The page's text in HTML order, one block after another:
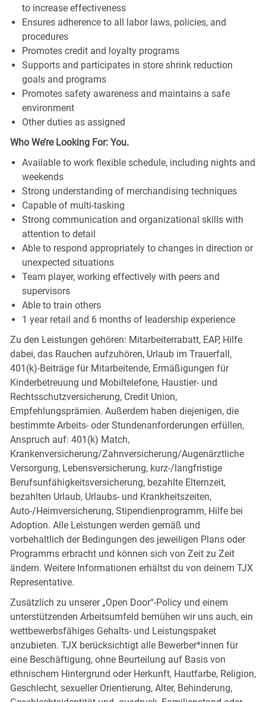
to increase effectiveness
Ensures adherence to all labor laws, policies, and
procedures
Promotes credit and loyalty programs
Supports and participates in store shrink reduction
goals and programs
Promotes safety awareness and maintains a safe
environment
Other duties as assigned
Who We’re Looking For: You.
Available to work flexible schedule, including nights and
weekends
Strong understanding of merchandising techniques
Capable of multi-tasking
Strong communication and organizational skills with
attention to detail
Able to respond appropriately to changes in direction or
unexpected situations
Team player, working effectively with peers and
supervisors
Able to train others
1 year retail and 6 months of leadership experience
Zu den Leistungen gehören: Mitarbeiterrabatt, EAP, Hilfe
dabei, das Rauchen aufzuhören, Urlaub im Trauerfall,
401(k)-Beiträge für Mitarbeitende, Ermäßigungen für
Kinderbetreuung und Mobiltelefone, Haustier- und
Rechtsschutzversicherung, Credit Union,
Empfehlungsprämien. Außerdem haben diejenigen, die
bestimmte Arbeits- oder Stundenanforderungen erfüllen,
Anspruch auf: 401(k) Match,
Krankenversicherung/Zahnversicherung/Augenärztliche
Versorgung, Lebensversicherung, kurz-/langfristige
Berufsunfähigkeitsversicherung, bezahlte Elternzeit,
bezahlten Urlaub, Urlaubs- und Krankheitszeiten,
Auto-/Heimversicherung, Stipendienprogramm, Hilfe bei
Adoption. Alle Leistungen werden gemäß und
vorbehaltlich der Bedingungen des jeweiligen Plans oder
Programms erbracht und können sich von Zeit zu Zeit
ändern. Weitere Informationen erhältst du von deinem TJX
Representative.
Zusätzlich zu unserer „Open Door“-Policy und einem
unterstützenden Arbeitsumfeld bemühen wir uns auch, ein
wettbewerbsfähiges Gehalts- und Leistungspaket
anzubieten. TJX berücksichtigt alle Bewerber*innen für
eine Beschäftigung, ohne Beurteilung auf Basis von
ethnischem Hintergrund oder Herkunft, Hautfarbe, Religion,
Geschlecht, sexueller Orientierung, Alter, Behinderung,